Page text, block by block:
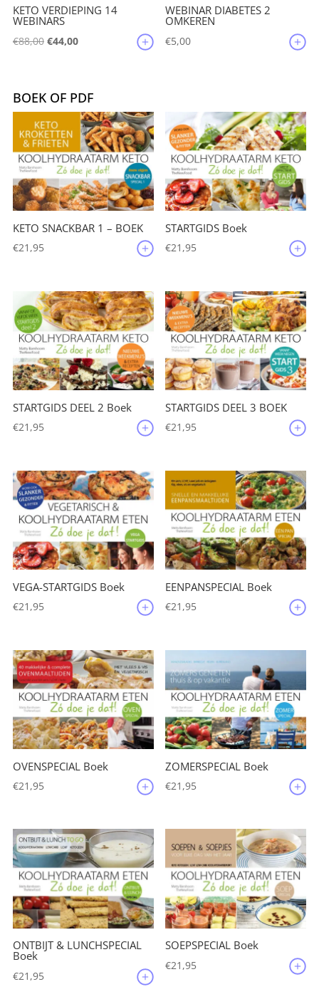
KETO VERDIEPING 14
WEBINARS
€88,00 Oorspronkelijke
€88,00.
€44,00Huidige
€44,00.
WEBINAR DIABETES 2
OMKEREN
€5,00
BOEK OF PDF
KETO SNACKBAR 1 – BOEK
€21,95
STARTGIDS Boek
€21,95
STARTGIDS DEEL 2 Boek
€21,95
STARTGIDS DEEL 3 BOEK
€21,95
VEGA-STARTGIDS Boek
€21,95
EENPANSPECIAL Boek
€21,95
OVENSPECIAL Boek
€21,95
ZOMERSPECIAL Boek
€21,95
ONTBIJT & LUNCHSPECIAL
Boek
€21,95
SOEPSPECIAL Boek
€21,95